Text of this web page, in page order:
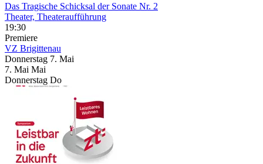
Das Tragische Schicksal der Sonate Nr. 2
Theater, Theateraufführung
19:30
Premiere
VZ Brigittenau
Donnerstag 7. Mai
7. Mai Mai
Donnerstag Do